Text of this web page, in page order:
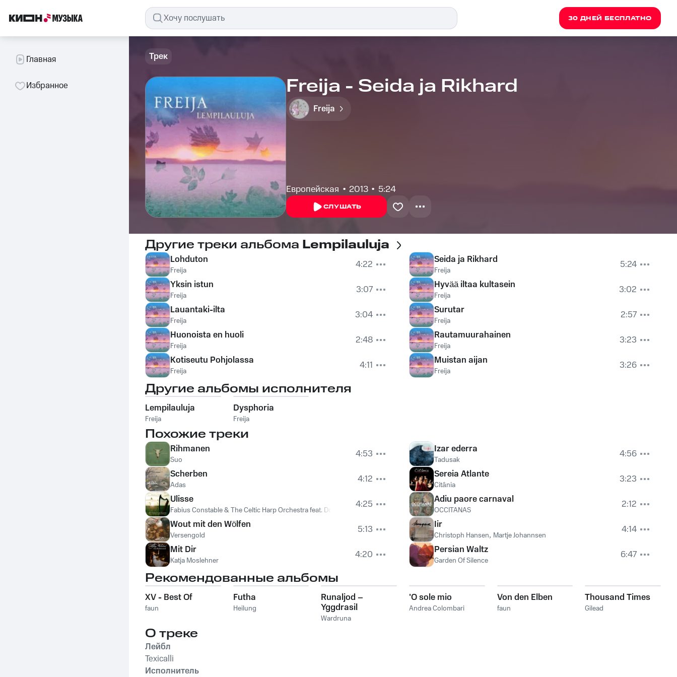
30 ДНЕЙ БЕСПЛАТНО
Главная
Избранное
Трек
Freija - Seida ja Rikhard
Freija
Европейская 2013 5:24
СЛУШАТЬ
Другие треки альбома Lempilauluja
Lohduton
Freija
4:22
Yksin istun
Freija
3:07
Lauantaki-ilta
Freija
3:04
Huonoista en huoli
Freija
2:48
Kotiseutu Pohjolassa
Freija 4:11
Seida ja Rikhard
Freija
5:24
Hyvää iltaa kultasein
Freija
3:02
Surutar
Freija
2:57
Rautamuurahainen
Freija
3:23
Muistan aijan
Freija 3:26
Другие альбомы исполнителя
Lempilauluja
Freija
Dysphoria
Freija
Похожие треки
Rihmanen
Suo
4:53
Scherben
Adas
4:12
Ulisse
Fabius Constable & The Celtic Harp Orchestra feat. Donatella Bortone Fabius Constable,The Celtic Harp Orchestra
4:25
Wout mit den Wölfen
Versengold
5:13
Mit Dir
Katja Moslehner 4:20
Izar ederra
Tadusak
4:56
Sereia Atlante
Citânia
3:23
Adiu paore carnaval
OCCITANAS
2:12
Iir
Christoph Hansen, Martje Johannsen
4:14
Persian Waltz
Garden Of Silence 6:47
Рекомендованные альбомы
XV - Best Of
faun
Futha
Heilung
Runaljod –
Yggdrasil
Wardruna
'O sole mio
Andrea Colombari
Von den Elben
faun
Thousand Times
Gilead
О треке
Лейбл
Texicalli
Исполнитель